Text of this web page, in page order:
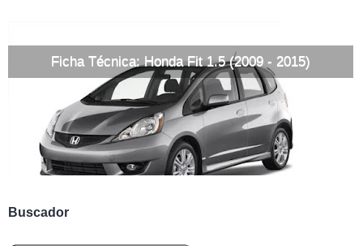
Ficha Técnica: Honda Fit 1.5 (2009 - 2015)
Buscador